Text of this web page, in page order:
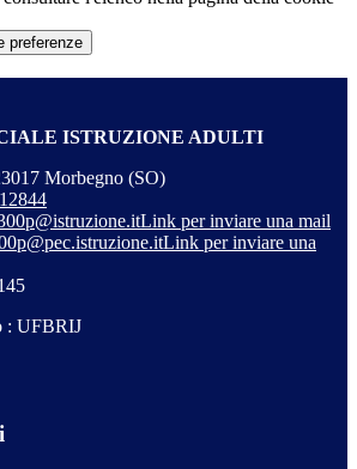
preferenze
ISTRUZIONE ADULTI
Morbegno (SO)
Link per inviare una mail
Link per inviare una
: UFBRIJ